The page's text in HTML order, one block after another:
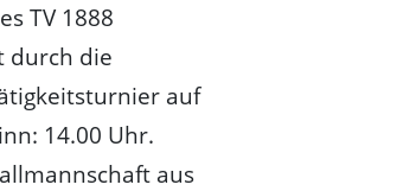
TV 1888
durch die
auf
14.00 Uhr.
aus